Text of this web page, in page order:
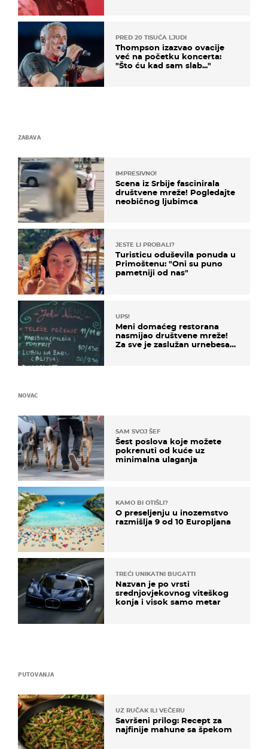
PRED 20 TISUĆA LJUDI
Thompson izazvao ovacije
već na početku koncerta:
"Što ću kad sam slab..."
ZABAVA
IMPRESIVNO!
Scena iz Srbije fascinirala
društvene mreže! Pogledajte
neobičnog ljubimca
JESTE LI PROBALI?
Turisticu oduševila ponuda u
Primoštenu: "Oni su puno
pametniji od nas"
UPS!
Meni domaćeg restorana
nasmijao društvene mreže!
Za sve je zaslužan urnebesan
PUTOVANJA
UZ RUČAK ILI VEČERU
Savršeni prilog: Recept za
najfinije mahune sa špekom
NOVAC
SAM SVOJ ŠEF
Šest poslova koje možete
pokrenuti od kuće uz
minimalna ulaganja
KAMO BI OTIŠLI?
O preseljenju u inozemstvo
razmišlja 9 od 10 Europljana
TREĆI UNIKATNI BUGATTI
Nazvan je po vrsti
srednjovjekovnog viteškog
konja i visok samo metar